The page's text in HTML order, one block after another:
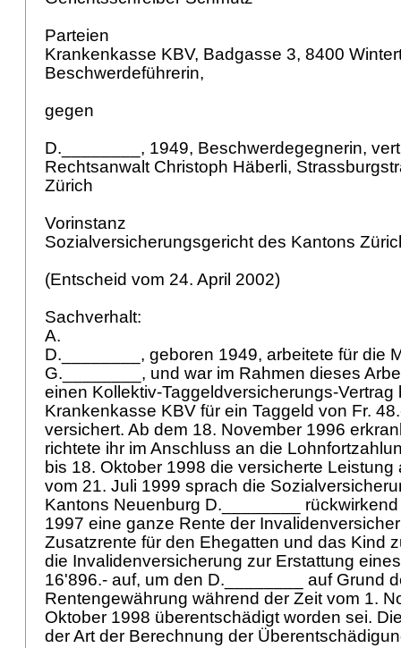
Parteien
Krankenkasse KBV, Badgasse 3, 8400
Beschwerdeführerin,
gegen
D.________, 1949, Beschwerdegegnerin,
Rechtsanwalt Christoph Häberli,
Zürich
Vorinstanz
Sozialversicherungsgericht des Kantons
(Entscheid vom 24. April 2002)
Sachverhalt:
A.
D.________, geboren 1949, arbeitete für die
G.________, und war im Rahmen dieses
einen Kollektiv-Taggeldversicherungs-Vertrag
Krankenkasse KBV für ein Taggeld von Fr.
versichert. Ab dem 18. November 1996
richtete ihr im Anschluss an die
bis 18. Oktober 1998 die versicherte Leistung
vom 21. Juli 1999 sprach die
Kantons Neuenburg D.________
1997 eine ganze Rente der
Zusatzrente für den Ehegatten und das Kind
die Invalidenversicherung zur Erstattung
16'896.- auf, um den D.________ auf Grund
Rentengewährung während der Zeit vom 1.
Oktober 1998 überentschädigt worden sei.
der Art der Berechnung der